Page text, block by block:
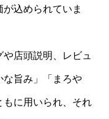
込められていま
店頭説明、レビュ
な旨み」「まろや
もに用いられ、それ